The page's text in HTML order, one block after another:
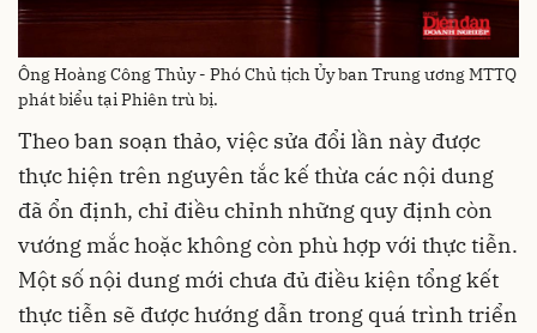
Ông Hoàng Công Thủy - Phó Chủ tịch Ủy ban Trung ương MTTQ
phát biểu tại Phiên trù bị.
Theo ban soạn thảo, việc sửa đổi lần này được
thực hiện trên nguyên tắc kế thừa các nội dung
đã ổn định, chỉ điều chỉnh những quy định còn
vướng mắc hoặc không còn phù hợp với thực tiễn.
Một số nội dung mới chưa đủ điều kiện tổng kết
thực tiễn sẽ được hướng dẫn trong quá trình triển